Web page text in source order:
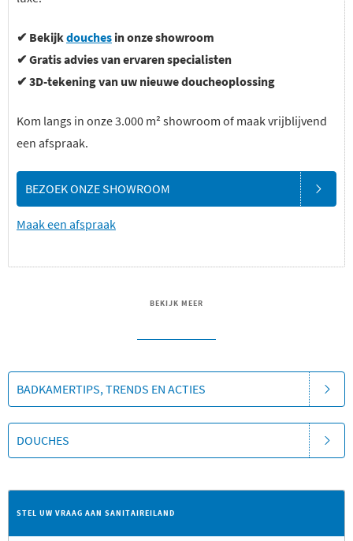
✔ Bekijkdouches in onze showroom
✔ Gratis advies van ervaren specialisten
✔ 3D-tekening van uw nieuwe doucheoplossing
Kom langs in onze 3.000 m² showroom of maak vrijblijvend
een afspraak.
BEZOEK ONZE SHOWROOM
Maak een afspraak
BEKIJK MEER
BADKAMERTIPS, TRENDS EN ACTIES
DOUCHES
STEL UW VRAAG AAN SANITAIREILAND